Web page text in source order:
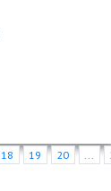
18 19 20